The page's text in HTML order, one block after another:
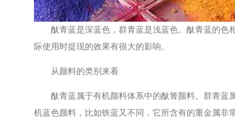
酞青蓝是深蓝色，群青蓝是浅蓝色。酞青蓝的
际使用时提现的效果有很大的影响。
从颜料的类别来看
酞青蓝属于有机颜料体系中的酞箐颜料。群青蓝
机蓝色颜料，比如铁蓝又不同，它所含有的重金属非